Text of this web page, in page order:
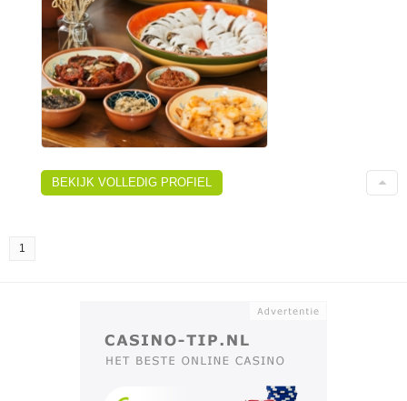
BEKIJK VOLLEDIG PROFIEL
1